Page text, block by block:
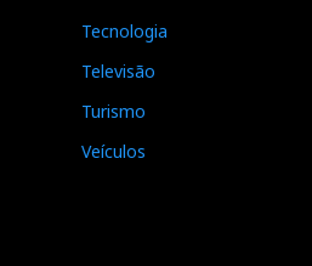
Tecnologia
Televisão
Turismo
Veículos